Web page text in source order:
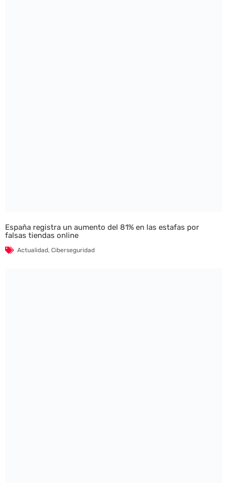
España registra un aumento del 81% en las estafas por
falsas tiendas online
Actualidad, Ciberseguridad